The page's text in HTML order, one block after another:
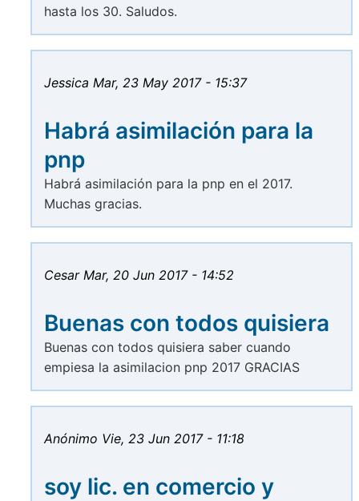
hasta los 30. Saludos.
Jessica Mar, 23 May 2017 - 15:37
Habrá asimilación para la
pnp
Habrá asimilación para la pnp en el 2017.
Muchas gracias.
Cesar Mar, 20 Jun 2017 - 14:52
Buenas con todos quisiera
Buenas con todos quisiera saber cuando
empiesa la asimilacion pnp 2017 GRACIAS
Anónimo Vie, 23 Jun 2017 - 11:18
soy lic. en comercio y